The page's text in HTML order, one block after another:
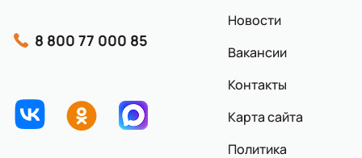
8 800 77 000 85
Новости
Вакансии
Контакты
Карта сайта
Политика